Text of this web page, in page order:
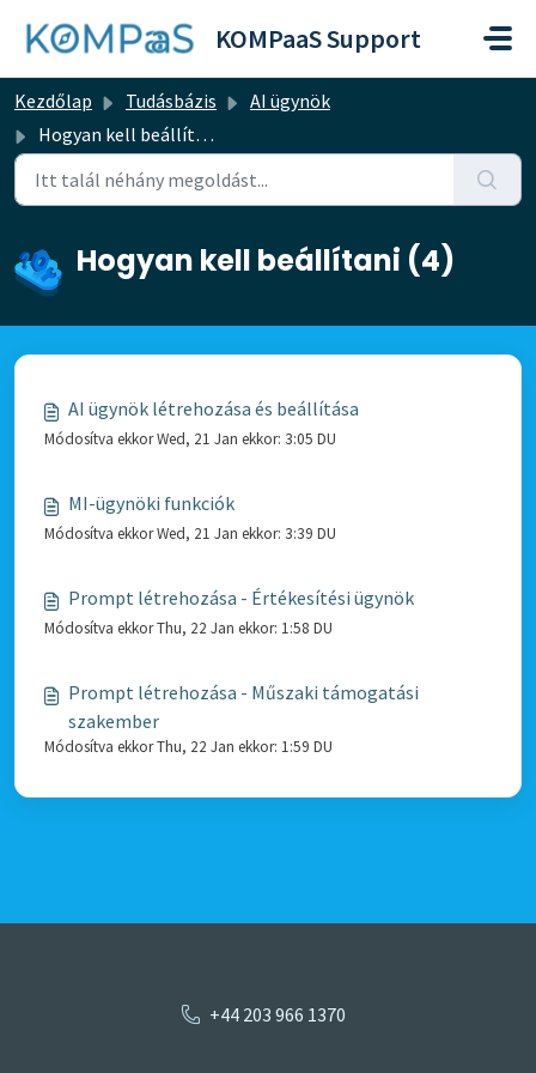
KOMPaaS Support
Kezdőlap Tudásbázis
AI ügynök
Hogyan kell beállítani
Hogyan kell beállítani (4)
AI ügynök létrehozása és beállítása
Módosítva ekkor Wed, 21 Jan ekkor: 3:05 DU
MI-ügynöki funkciók
Módosítva ekkor Wed, 21 Jan ekkor: 3:39 DU
Prompt létrehozása - Értékesítési ügynök
Módosítva ekkor Thu, 22 Jan ekkor: 1:58 DU
Prompt létrehozása - Műszaki támogatási
szakember
Módosítva ekkor Thu, 22 Jan ekkor: 1:59 DU
+44 203 966 1370